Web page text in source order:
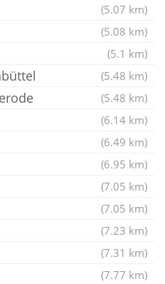
(5.07 km)
(5.08 km)
(5.1 km)
(5.48 km)
(5.48 km)
(6.14 km)
(6.49 km)
(6.95 km)
(7.05 km)
(7.05 km)
(7.23 km)
(7.31 km)
(7.77 km)